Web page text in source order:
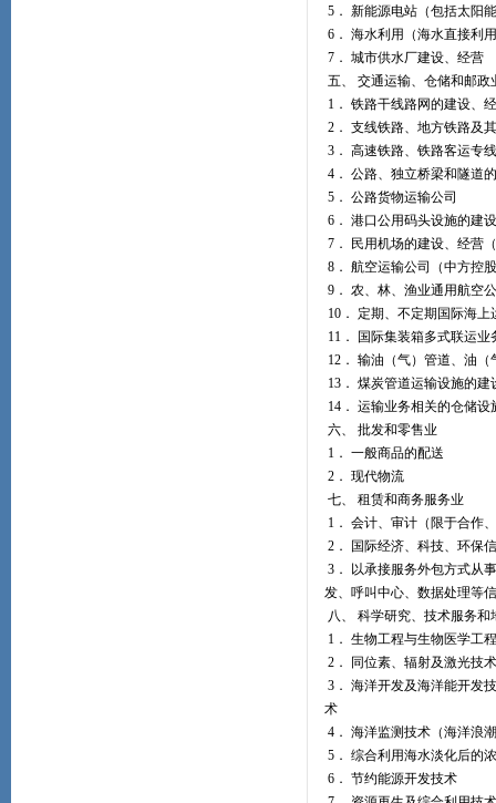
5． 新能源电站（包括太阳
6． 海水利用（海水直接利
7． 城市供水厂建设、经营
五、 交通运输、仓储和邮政
1． 铁路干线路网的建设、
2． 支线铁路、地方铁路及
3． 高速铁路、铁路客运专
4． 公路、独立桥梁和隧道
5． 公路货物运输公司
6． 港口公用码头设施的建
7． 民用机场的建设、经营
8． 航空运输公司（中方控
9． 农、林、渔业通用航空
10． 定期、不定期国际海
11． 国际集装箱多式联运业
12． 输油（气）管道、油
13． 煤炭管道运输设施的建
14． 运输业务相关的仓储设
六、 批发和零售业
1． 一般商品的配送
2． 现代物流
七、 租赁和商务服务业
1． 会计、审计（限于合作
2． 国际经济、科技、环保
3． 以承接服务外包方式从
发、呼叫中心、数据处理等
八、 科学研究、技术服务和
1． 生物工程与生物医学工
2． 同位素、辐射及激光技术
3． 海洋开发及海洋能开发
术
4． 海洋监测技术（海洋浪
5． 综合利用海水淡化后的
6． 节约能源开发技术